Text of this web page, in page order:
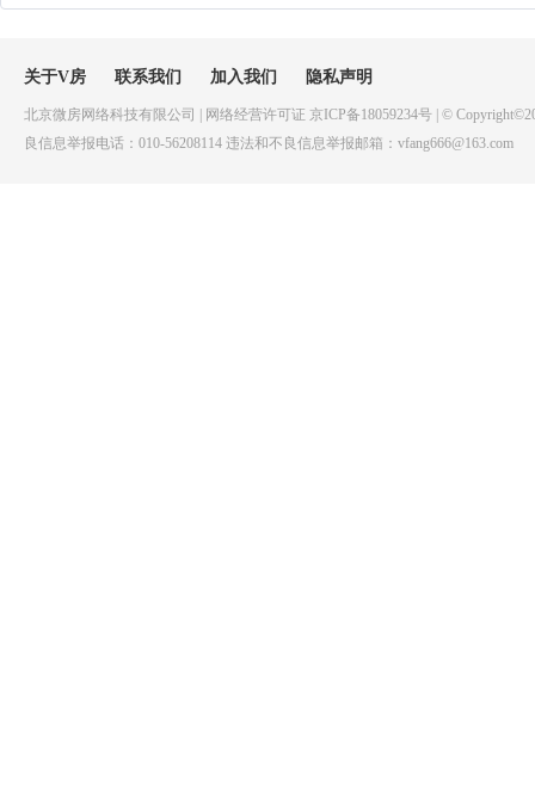
关于V房 联系我们 加入我们 隐私声明
北京微房网络科技有限公司 | 网络经营许可证 京ICP备18059234号 | ©
良信息举报电话：010-56208114 违法和不良信息举报邮箱：vfang666@163.com